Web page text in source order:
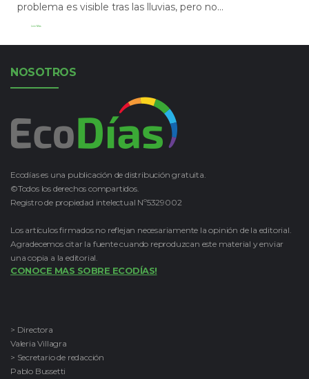
problema es visible tras las lluvias, pero no...
Leer Más
NOSOTROS
Ecodías es una publicación de distribución gratuita.
©Todos los derechos compartidos.
Registro de propiedad intelectual Nº5329002
Los artículos firmados no reflejan necesariamente la opinión de la editorial.
Agradecemos citar la fuente cuando reproduzcan este material y enviar
una copia a la editorial.
CONOCE MAS SOBRE ECODÍAS!
> Directora
Valeria Villagra
> Secretario de redacción
Pablo Bussetti